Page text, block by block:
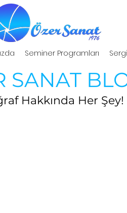
Seminer Programları
SANAT
Hakkında Her Şey!